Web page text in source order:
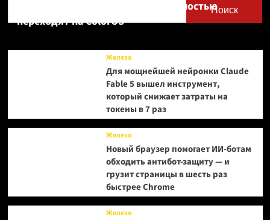
Поиск
Realme UI — OnePlus и realme полностью
переходят на ColorOS
Железо
Для мощнейшей нейронки Claude
Fable 5 вышел инструмент,
который снижает затраты на
токены в 7 раз
Железо
Новый браузер помогает ИИ-ботам
обходить антибот-защиту — и
грузит страницы в шесть раз
быстрее Chrome
Железо